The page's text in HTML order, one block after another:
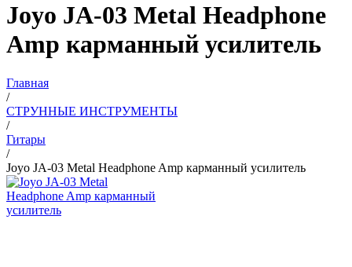
Joyo JA-03 Metal Headphone
Amp карманный усилитель
Главная
/
СТРУННЫЕ ИНСТРУМЕНТЫ
/
Гитары
/
Joyo JA-03 Metal Headphone Amp карманный усилитель